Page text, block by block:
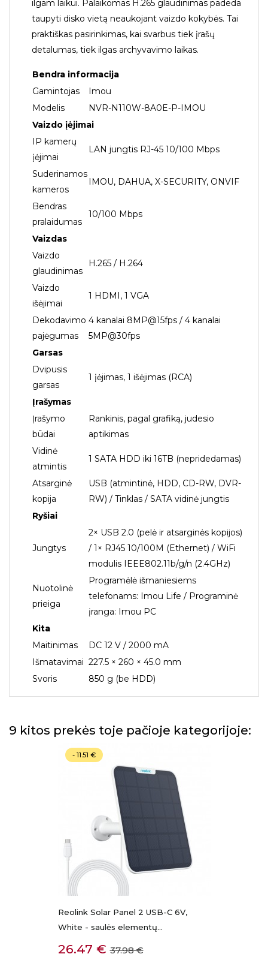
ilgam laikui. Palaikomas H.265 glaudinimas padeda
taupyti disko vietą neaukojant vaizdo kokybės. Tai
praktiškas pasirinkimas, kai svarbus tiek įrašų
detalumas, tiek ilgas archyvavimo laikas.
Bendra informacija
Gamintojas
Imou
Modelis
NVR-N110W-8A0E-P-IMOU
Vaizdo įėjimai
IP kamerų
įėjimai
LAN jungtis RJ-45 10/100 Mbps
Suderinamos
kameros
IMOU, DAHUA, X-SECURITY, ONVIF
Bendras
pralaidumas
10/100 Mbps
Vaizdas
Vaizdo
glaudinimas
H.265 / H.264
Vaizdo
išėjimai
1 HDMI, 1 VGA
Dekodavimo
pajėgumas
4 kanalai 8MP@15fps / 4 kanalai
5MP@30fps
Garsas
Dvipusis
garsas
1 įėjimas, 1 išėjimas (RCA)
Įrašymas
Įrašymo
būdai
Rankinis, pagal grafiką, judesio
aptikimas
Vidinė
atmintis
1 SATA HDD iki 16TB (nepridedamas)
Atsarginė
kopija
USB (atmintinė, HDD, CD-RW, DVR-
RW) / Tinklas / SATA vidinė jungtis
Ryšiai
Jungtys
2× USB 2.0 (pelė ir atsarginės kopijos)
/ 1× RJ45 10/100M (Ethernet) / WiFi
modulis IEEE802.11b/g/n (2.4GHz)
Nuotolinė
prieiga
Programėlė išmaniesiems
telefonams: Imou Life / Programinė
įranga: Imou PC
Kita
Maitinimas
DC 12 V / 2000 mA
Išmatavimai 227.5 × 260 × 45.0 mm
Svoris
850 g (be HDD)
9 kitos prekės toje pačioje kategorijoje:
Reolink Solar Panel 2 USB-C 6V,
White - saulės elementų...
Kaina
26.47 € Bazinė
37.98 €
- 11.51 €